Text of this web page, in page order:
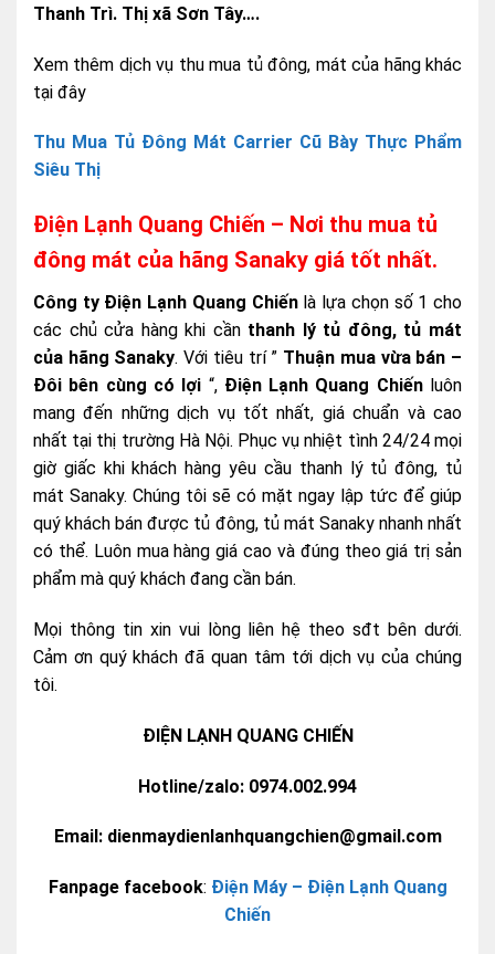
Thanh Trì. Thị xã Sơn Tây….
Xem thêm dịch vụ thu mua tủ đông, mát của hãng khác
tại đây
Thu Mua Tủ Đông Mát Carrier Cũ Bày Thực Phẩm
Siêu Thị
Điện Lạnh Quang Chiến – Nơi thu mua tủ
đông mát của hãng Sanaky giá tốt nhất.
Công ty Điện Lạnh Quang Chiếnlà lựa chọn số 1 cho
các chủ cửa hàng khi cần thanh lý tủ đông, tủ mát
của hãng Sanaky. Với tiêu trí ” Thuận mua vừa bán –
Đôi bên cùng có lợi “, Điện Lạnh Quang Chiếnluôn
mang đến những dịch vụ tốt nhất, giá chuẩn và cao
nhất tại thị trường Hà Nội. Phục vụ nhiệt tình 24/24 mọi
giờ giấc khi khách hàng yêu cầu thanh lý tủ đông, tủ
mát Sanaky. Chúng tôi sẽ có mặt ngay lập tức để giúp
quý khách bán được tủ đông, tủ mát Sanaky nhanh nhất
có thể. Luôn mua hàng giá cao và đúng theo giá trị sản
phẩm mà quý khách đang cần bán.
Mọi thông tin xin vui lòng liên hệ theo sđt bên dưới.
Cảm ơn quý khách đã quan tâm tới dịch vụ của chúng
tôi.
ĐIỆN LẠNH QUANG CHIẾN
Hotline/zalo: 0974.002.994
Email: dienmaydienlanhquangchien@gmail.com
Fanpage facebook: Điện Máy – Điện Lạnh Quang
Chiến